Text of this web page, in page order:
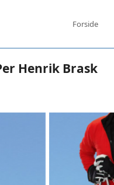
Forside
Henrik Brask